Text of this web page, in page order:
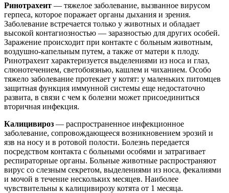
Ринотрахеит — тяжелое заболевание, вызванное вирусом
герпеса, которое поражает органы дыхания и зрения.
Заболевание встречается только у животных и обладает
высокой контагиозностью — заразностью для других особей.
Заражение происходит при контакте с больным животным,
воздушно-капельным путем, а также от матери к плоду.
Ринотрахеит характеризуется выделениями из носа и глаз,
слюнотечением, светобоязнью, кашлем и чиханием. Особо
тяжело заболевание протекает у котят: у маленьких питомцев
защитная функция иммунной системы еще недостаточно
развита, в связи с чем к болезни может присоединиться
вторичная инфекция.
Калицивироз — распространенное инфекционное
заболевание, сопровождающееся возникновением эрозий и
язв на носу и в ротовой полости. Болезнь передается
посредством контакта с больными особями и затрагивает
респираторные органы. Больные животные распространяют
вирус со слезным секретом, выделениями из носа, фекалиями
и мочой в течение нескольких месяцев. Наиболее
чувствительны к калицивирозу котята от 1 месяца.